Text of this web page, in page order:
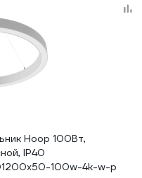
Hoop 100Вт,
IP40
100w-4k-w-p